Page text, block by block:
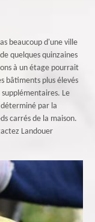
beaucoup d'une ville
quelques quinzaines
à un étage pourrait
bâtiments plus élevés
Le
par la
carrés de la maison.
Landouer